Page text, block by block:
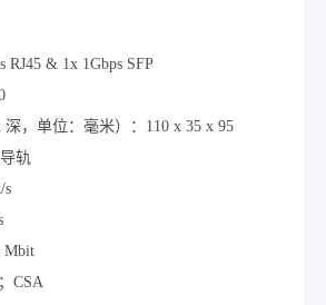
RJ45 & 1x 1Gbps SFP
，单位：毫米）：110 x 35 x 95
轨
s
Mbit
CSA